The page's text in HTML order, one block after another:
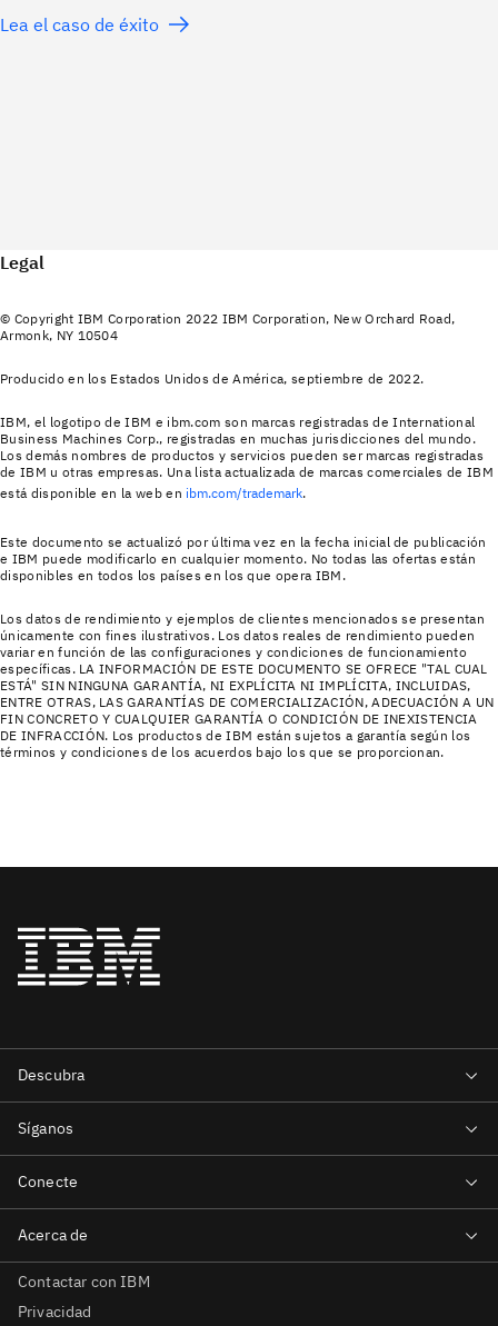
Lea el caso de éxito
Legal
© Copyright IBM Corporation 2022 IBM Corporation, New Orchard Road,
Armonk, NY 10504
Producido en los Estados Unidos de América, septiembre de 2022.
IBM, el logotipo de IBM e ibm.com son marcas registradas de International
Business Machines Corp., registradas en muchas jurisdicciones del mundo.
Los demás nombres de productos y servicios pueden ser marcas registradas
de IBM u otras empresas. Una lista actualizada de marcas comerciales de IBM
está disponible en la web en ibm.com/trademark.
Este documento se actualizó por última vez en la fecha inicial de publicación
e IBM puede modificarlo en cualquier momento. No todas las ofertas están
disponibles en todos los países en los que opera IBM.
Los datos de rendimiento y ejemplos de clientes mencionados se presentan
únicamente con fines ilustrativos. Los datos reales de rendimiento pueden
variar en función de las configuraciones y condiciones de funcionamiento
específicas. LA INFORMACIÓN DE ESTE DOCUMENTO SE OFRECE "TAL CUAL
ESTÁ" SIN NINGUNA GARANTÍA, NI EXPLÍCITA NI IMPLÍCITA, INCLUIDAS,
ENTRE OTRAS, LAS GARANTÍAS DE COMERCIALIZACIÓN, ADECUACIÓN A UN
FIN CONCRETO Y CUALQUIER GARANTÍA O CONDICIÓN DE INEXISTENCIA
DE INFRACCIÓN. Los productos de IBM están sujetos a garantía según los
términos y condiciones de los acuerdos bajo los que se proporcionan.
Contactar con IBM
Privacidad